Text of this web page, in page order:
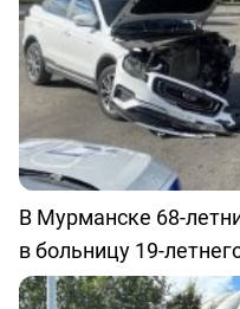
В Мурманске 68-
в больницу 19-